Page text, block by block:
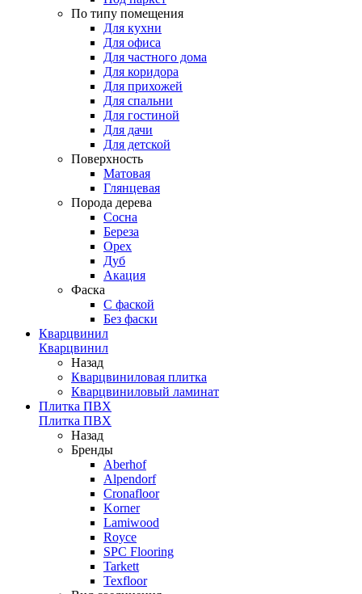
По типу помещения
Для кухни
Для офиса
Для частного дома
Для коридора
Для прихожей
Для спальни
Для гостиной
Для дачи
Для детской
Поверхность
Матовая
Глянцевая
Порода дерева
Сосна
Береза
Орех
Дуб
Акация
Фаска
С фаской
Без фаски
Кварцвинил
Кварцвинил
Назад
Кварцвиниловая плитка
Кварцвиниловый ламинат
Плитка ПВХ
Плитка ПВХ
Назад
Бренды
Aberhof
Alpendorf
Cronafloor
Korner
Lamiwood
Royce
SPC Flooring
Tarkett
Texfloor